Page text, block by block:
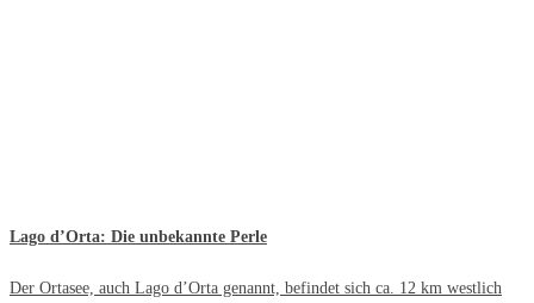
Lago d’Orta: Die unbekannte Perle
Der Ortasee, auch Lago d’Orta genannt, befindet sich ca. 12 km westlich